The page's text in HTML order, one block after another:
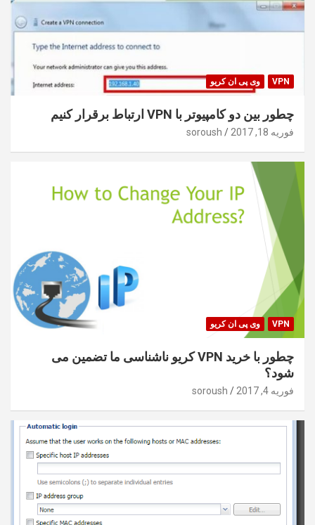
VPN وی پی ان کریو
چطور بین دو کامپیوتر با VPN ارتباط برقرار کنیم
فوریه 18, 2017 soroush
VPN وی پی ان کریو
چطور با خرید VPN کریو ناشناسی ما تضمین می
شود؟
فوریه 4, 2017 soroush